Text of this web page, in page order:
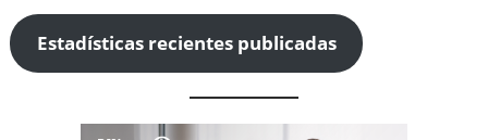
Estadísticas recientes publicadas